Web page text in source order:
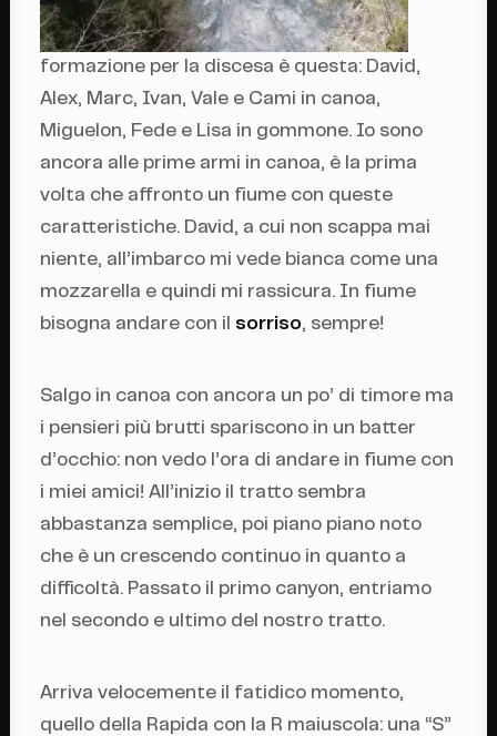
formazione per la discesa è questa: David,
Alex, Marc, Ivan, Vale e Cami in canoa,
Miguelon, Fede e Lisa in gommone. Io sono
ancora alle prime armi in canoa, è la prima
volta che affronto un fiume con queste
caratteristiche. David, a cui non scappa mai
niente, all’imbarco mi vede bianca come una
mozzarella e quindi mi rassicura. In fiume
bisogna andare con il sorriso, sempre!
Salgo in canoa con ancora un po’ di timore ma
i pensieri più brutti spariscono in un batter
d’occhio: non vedo l’ora di andare in fiume con
i miei amici! All’inizio il tratto sembra
abbastanza semplice, poi piano piano noto
che è un crescendo continuo in quanto a
difficoltà. Passato il primo canyon, entriamo
nel secondo e ultimo del nostro tratto.
Arriva velocemente il fatidico momento,
quello della Rapida con la R maiuscola: una “S”